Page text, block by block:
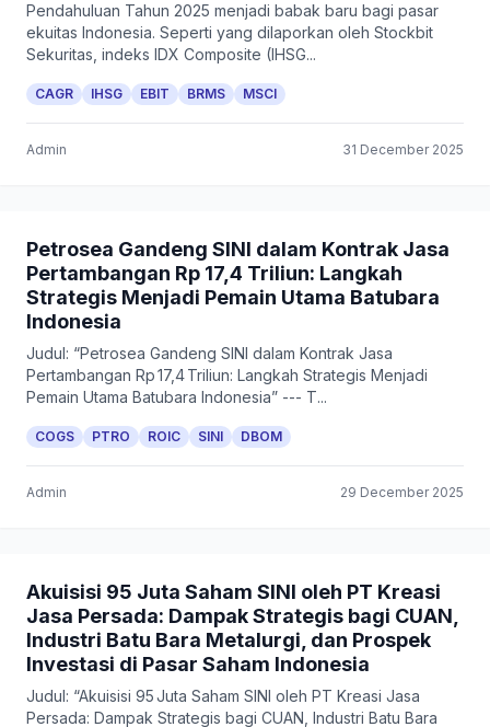
Pendahuluan Tahun 2025 menjadi babak baru bagi pasar
ekuitas Indonesia. Seperti yang dilaporkan oleh Stockbit
Sekuritas, indeks IDX Composite (IHSG...
CAGR IHSG EBIT BRMS MSCI
Admin 31 December 2025
Petrosea Gandeng SINI dalam Kontrak Jasa
Pertambangan Rp 17,4 Triliun: Langkah
Strategis Menjadi Pemain Utama Batubara
Indonesia
Judul: “Petrosea Gandeng SINI dalam Kontrak Jasa
Pertambangan Rp 17,4 Triliun: Langkah Strategis Menjadi
Pemain Utama Batubara Indonesia” --- T...
COGS PTRO ROIC SINI DBOM
Admin 29 December 2025
Akuisisi 95 Juta Saham SINI oleh PT Kreasi
Jasa Persada: Dampak Strategis bagi CUAN,
Industri Batu Bara Metalurgi, dan Prospek
Investasi di Pasar Saham Indonesia
Judul: “Akuisisi 95 Juta Saham SINI oleh PT Kreasi Jasa
Persada: Dampak Strategis bagi CUAN, Industri Batu Bara